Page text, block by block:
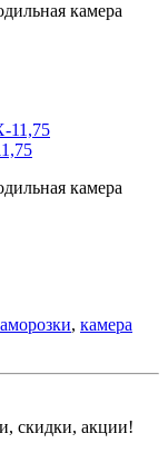
камера
камера
, камера
, скидки, акции!